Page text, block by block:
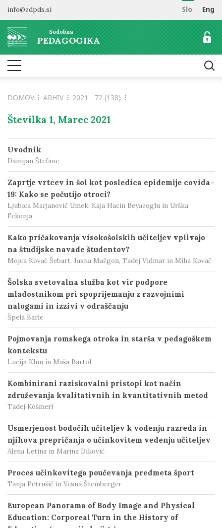
info@zdpds.si Slo Eng
Sodobna
PEDAGOGIKA
DOMOV
O REVIJI
Namen in cilji
Uredništvo
Odprti dostop
Raziskovalni podatki
ARHIV
NAROČANJE
Naročilo revije
Cenik
ZA AVTORJE
Navodila avtorjem
Recenzentski postopek
Etika objavljanja
Tematska vabila avtorjem
KONTAKT
DOMOV ARHIV 2021 - 72 (138)
Številka 1, Marec 2021
Uvodnik
Damijan Štefanc
Zaprtje vrtcev in šol kot posledica epidemije covida-
19: Kako se počutijo otroci?
Ljubica Marjanovič Umek, Kaja Hacin Beyazoglu in Urška
Fekonja
Kako pričakovanja visokošolskih učiteljev vplivajo
na študijske navade študentov?
Mojca Kovač Šebart, Jasna Mažgon, Tadej Vidmar in Miha Kovač
Šolska svetovalna služba kot vir podpore
mladostnikom pri spoprijemanju z razvojnimi
nalogami in izzivi v odraščanju
Špela Barle
Pojmovanja romskega otroka in starša v pedagoškem
kontekstu
Lucija Klun in Maša Bartol
Kombinirani raziskovalni pristopi kot način
združevanja kvalitativnih in kvantitativnih metod
Tadej Košmerl
Usmerjenost bodočih učiteljev k vodenju razreda in
njihova prepričanja o učinkovitem vedenju učiteljev
Alena Letina in Marina Diković
Proces učinkovitega poučevanja predmeta šport
Tanja Petrušič in Vesna Štemberger
European Panorama of Body Image and Physical
Education: Corporeal Turn in the History of